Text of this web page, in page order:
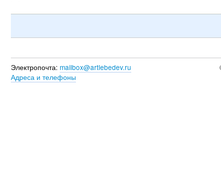
Электропочта: mailbox@artlebedev.ru
Адреса и телефоны